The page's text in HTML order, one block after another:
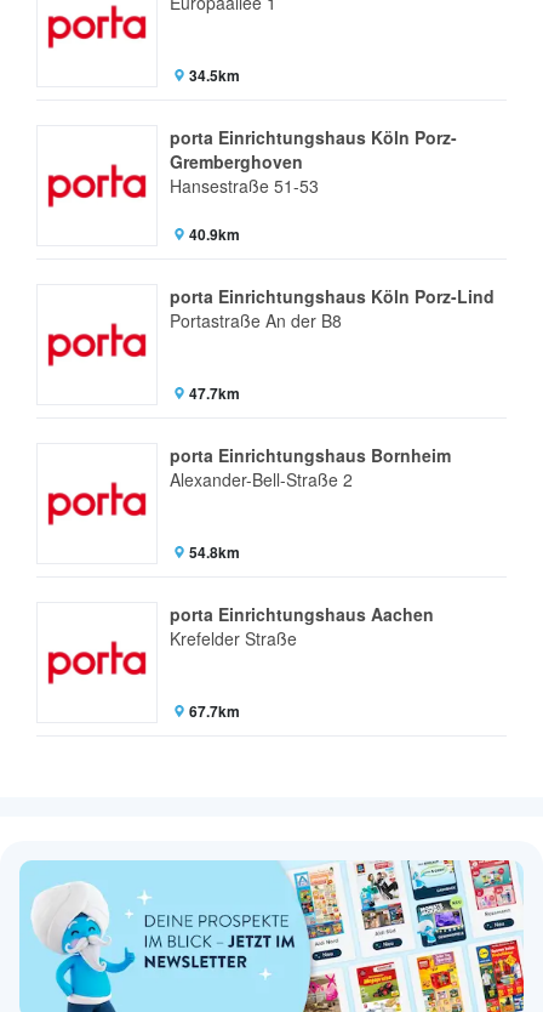
34.5km
porta Einrichtungshaus Köln Porz-
Gremberghoven
Hansestraße 51-53
40.9km
porta Einrichtungshaus Köln Porz-Lind
Portastraße An der B8
47.7km
porta Einrichtungshaus Bornheim
Alexander-Bell-Straße 2
54.8km
porta Einrichtungshaus Aachen
Krefelder Straße
67.7km